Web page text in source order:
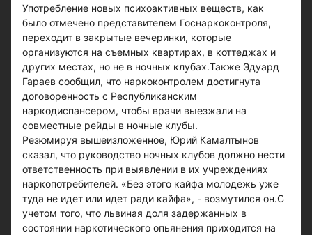
Употребление новых психоактивных веществ, как
было отмечено представителем Госнаркоконтроля,
переходит в закрытые вечеринки, которые
организуются на съемных квартирах, в коттеджах и
других местах, но не в ночных клубах.Также Эдуард
Гараев сообщил, что наркоконтролем достигнута
договоренность с Республиканским
наркодиспансером, чтобы врачи выезжали на
совместные рейды в ночные клубы.
Резюмируя вышеизложенное, Юрий Камалтынов
сказал, что руководство ночных клубов должно нести
ответственность при выявлении в их учреждениях
наркопотребителей. «Без этого кайфа молодежь уже
туда не идет или идет ради кайфа», - возмутился он.С
учетом того, что львиная доля задержанных в
состоянии наркотического опьянения приходится на